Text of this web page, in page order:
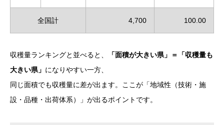
全国計 4,700 100.00
収穫量ランキングと並べると、
「面積が大きい県」＝「収穫量も
大きい県」 になりやすい一方、
同じ面積でも収穫量に差が出ます。ここが「地域性（技術・施
設・品種・出荷体系）」が出るポイントです。